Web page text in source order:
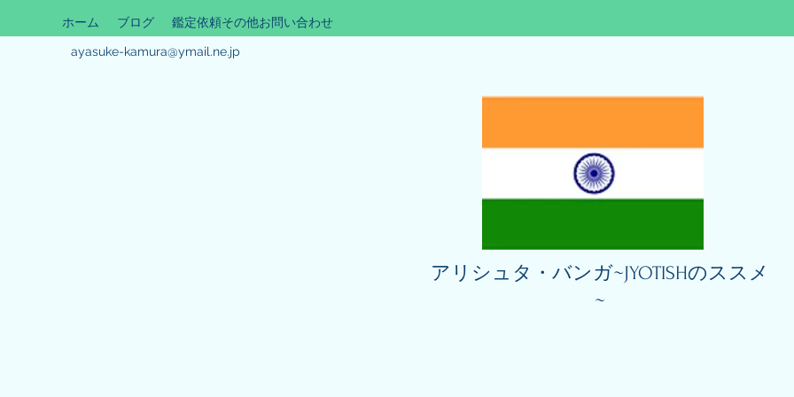
ホーム ブログ 鑑定依頼その他お問い合わせ
ayasuke-kamura@ymail.ne.jp
アリシュタ・バンガ~JYOTISHのススメ
~